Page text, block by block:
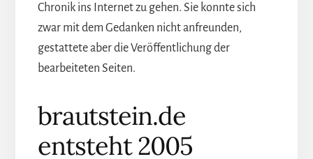
Chronik ins Internet zu gehen. Sie konnte sich
zwar mit dem Gedanken nicht anfreunden,
gestattete aber die Veröffentlichung der
bearbeiteten Seiten.
brautstein.de
entsteht 2005